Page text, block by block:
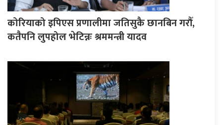
कोरियाको इपिएस प्रणालीमा जतिसुकै छानबिन गरौँ,
कतैपनि लुपहोल भेटिन्नः श्रममन्त्री यादव